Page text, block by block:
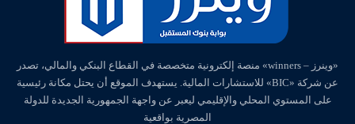
«وينرز – winners» منصة إلكترونية متخصصة في القطاع البنكي والمالي، تصدر
عن شركة «BIC» للاستشارات المالية. يستهدف الموقع أن يحتل مكانة رئيسية
على المستوي المحلي والإقليمي ليعبر عن واجهة الجمهورية الجديدة للدولة
المصرية بواقعية